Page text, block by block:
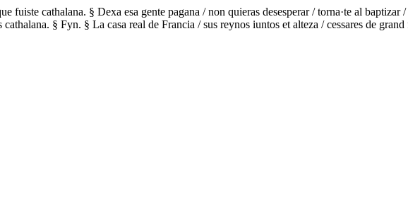
fuiste cathalana. § Dexa esa gente pagana / non quieras desesperar / torna·te al
§ Fyn. § La casa real de Francia / sus reynos iuntos et alteza / cessares de